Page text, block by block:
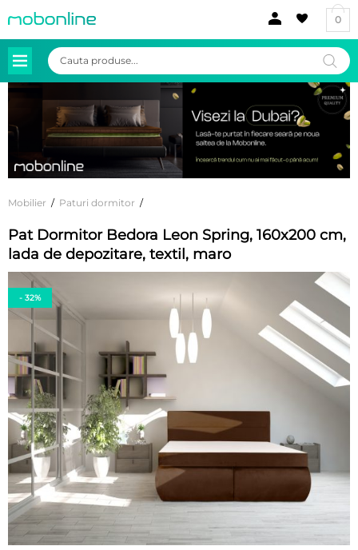
0
Products
search
Mobilier / Paturi dormitor /
Pat Dormitor Bedora Leon Spring, 160x200 cm,
lada de depozitare, textil, maro
- 32%